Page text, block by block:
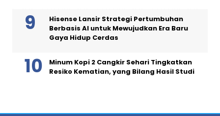
Hisense Lansir Strategi Pertumbuhan
Berbasis AI untuk Mewujudkan Era Baru
Gaya Hidup Cerdas
Minum Kopi 2 Cangkir Sehari Tingkatkan
Resiko Kematian, yang Bilang Hasil Studi